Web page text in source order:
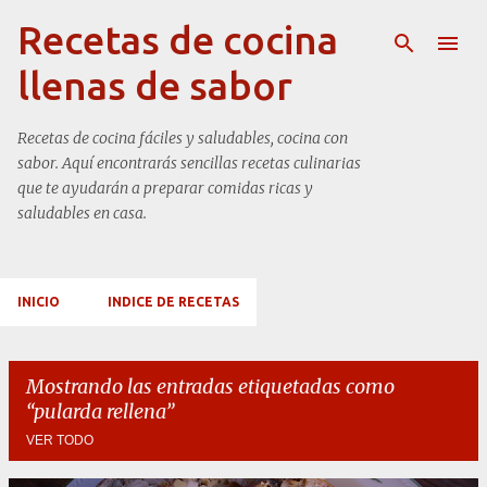
Ir al contenido principal
Recetas de cocina
llenas de sabor
Recetas de cocina fáciles y saludables, cocina con
sabor. Aquí encontrarás sencillas recetas culinarias
que te ayudarán a preparar comidas ricas y
saludables en casa.
INICIO INDICE DE RECETAS
Mostrando las entradas etiquetadas como
pularda rellena
VER TODO